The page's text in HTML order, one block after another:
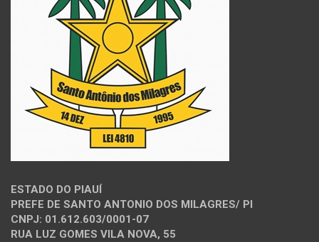
ESTADO DO PIAUÍ
PREFE DE SANTO ANTONIO DOS MILAGRES/ PI
CNPJ: 01.612.603/0001-07
RUA LUZ GOMES VILA NOVA, 55